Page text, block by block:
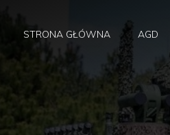
STRONA GŁÓWNA AGD